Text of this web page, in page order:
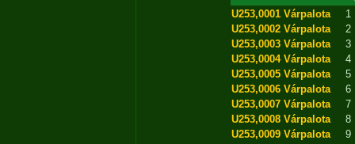
U253,0001 Várpalota
1
U253,0002 Várpalota
2
U253,0003 Várpalota
3
U253,0004 Várpalota
4
U253,0005 Várpalota
5
U253,0006 Várpalota
6
U253,0007 Várpalota
7
U253,0008 Várpalota
8
U253,0009 Várpalota
9